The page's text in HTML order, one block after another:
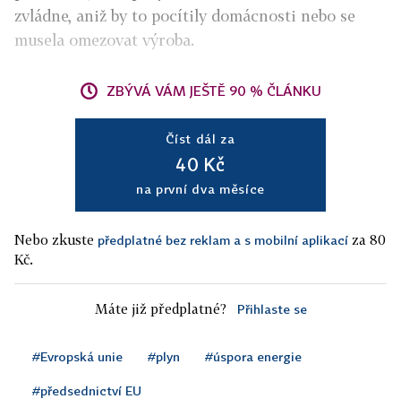
zvládne, aniž by to pocítily domácnosti nebo se
musela omezovat výroba.
ZBÝVÁ VÁM JEŠTĚ 90 % ČLÁNKU
Číst dál za
40 Kč
na první dva měsíce
Nebo zkuste předplatné bez reklam a s mobilní aplikací za 80
Kč.
Máte již předplatné? Přihlaste se
#Evropská unie #plyn #úspora energie
#předsednictví EU